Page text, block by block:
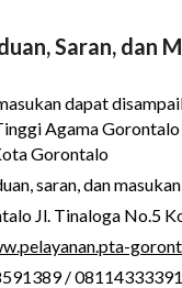
Saran, dan
dapat
Agama Gorontalo
Gorontalo
saran, dan
Jl. Tinaloga No.5
/ 08114333391